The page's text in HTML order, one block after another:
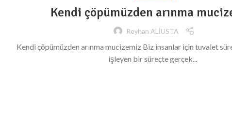
Kendi çöpümüzden arınma
Reyhan ALİUSTA
Kendi çöpümüzden arınma mucizemiz Biz insanlar için tuvalet
işleyen bir süreçte gerçek...